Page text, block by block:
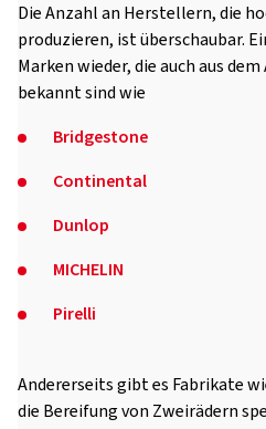
Die Anzahl an Herstellern, die
produzieren, ist überschaubar.
Marken wieder, die auch aus
bekannt sind wie
Bridgestone
Continental
Dunlop
MICHELIN
Pirelli
Andererseits gibt es Fabrikate
die Bereifung von Zweirädern